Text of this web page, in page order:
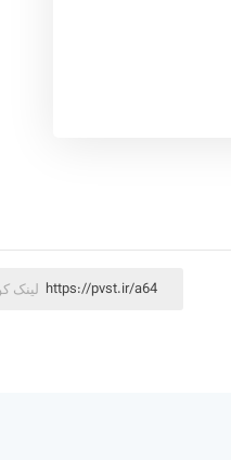
لینک https://pvst.ir/a64